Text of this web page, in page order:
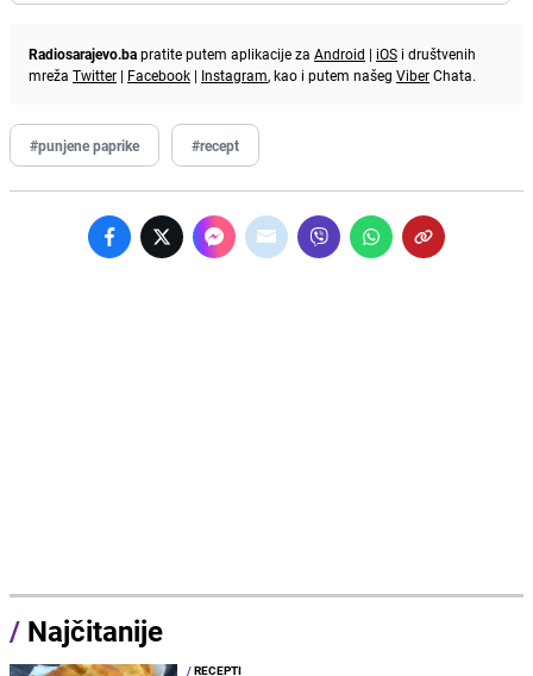
Radiosarajevo.bapratite putem aplikacije za Android | iOS i društvenih
mreža Twitter | Facebook | Instagram, kao i putem našeg ViberChata.
#punjene paprike #recept
/ Najčitanije
/RECEPTI